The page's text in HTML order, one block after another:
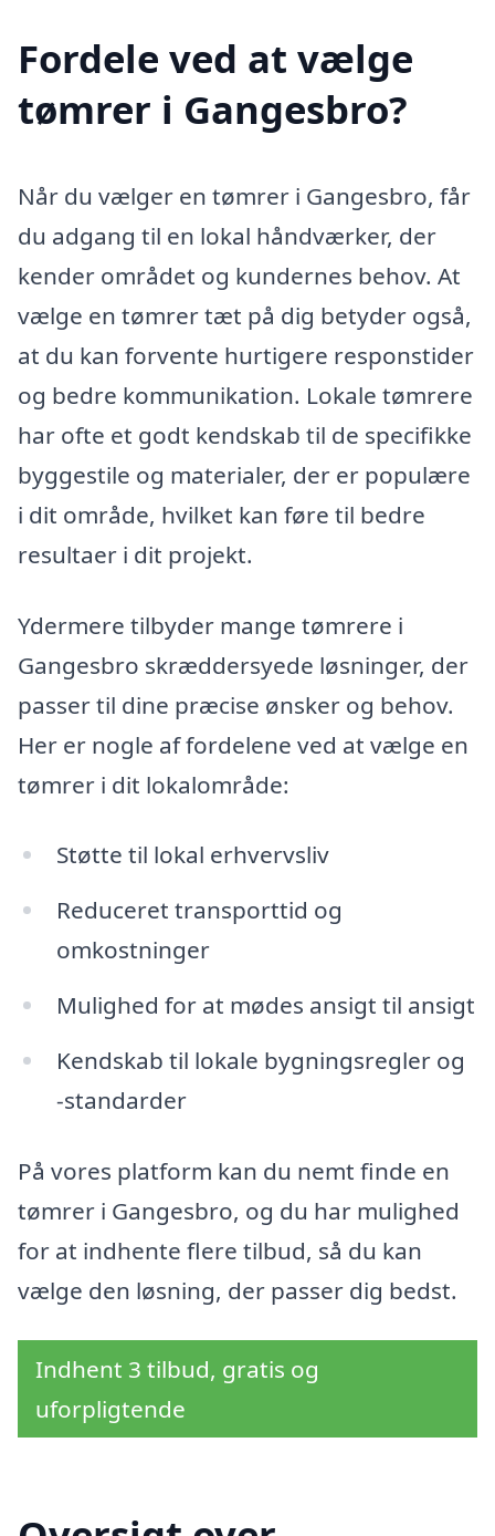
Fordele ved at vælge
tømrer i Gangesbro?
Når du vælger en tømrer i Gangesbro, får
du adgang til en lokal håndværker, der
kender området og kundernes behov. At
vælge en tømrer tæt på dig betyder også,
at du kan forvente hurtigere responstider
og bedre kommunikation. Lokale tømrere
har ofte et godt kendskab til de specifikke
byggestile og materialer, der er populære
i dit område, hvilket kan føre til bedre
resultaer i dit projekt.
Ydermere tilbyder mange tømrere i
Gangesbro skræddersyede løsninger, der
passer til dine præcise ønsker og behov.
Her er nogle af fordelene ved at vælge en
tømrer i dit lokalområde:
Støtte til lokal erhvervsliv
Reduceret transporttid og
omkostninger
Mulighed for at mødes ansigt til ansigt
Kendskab til lokale bygningsregler og
-standarder
På vores platform kan du nemt finde en
tømrer i Gangesbro, og du har mulighed
for at indhente flere tilbud, så du kan
vælge den løsning, der passer dig bedst.
Indhent 3 tilbud, gratis og
uforpligtende